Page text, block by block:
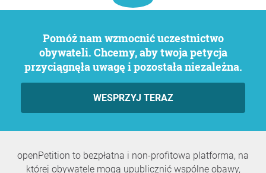
Pomóż nam wzmocnić uczestnictwo
obywateli. Chcemy, aby twoja petycja
przyciągnęła uwagę i pozostała niezależna.
WESPRZYJ TERAZ
openPetition to bezpłatna i non-profitowa platforma, na
której obywatele mogą upublicznić wspólne obawy,